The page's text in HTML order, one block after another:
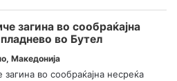
загина во сообраќајна
во Бутел
, Македонија
во сообраќајна несреќа